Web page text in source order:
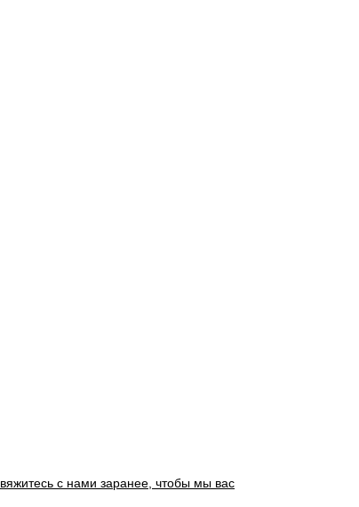
с нами заранее, чтобы мы вас